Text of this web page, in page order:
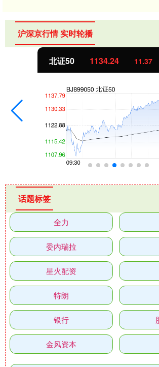
沪深京行情 实时轮播
北证50 1134.24 11.37
话题标签
全力
委内瑞拉
星火配资
特朗
银行
金风资本